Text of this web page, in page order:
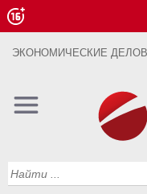
ЭКОНОМИЧЕСКИЕ